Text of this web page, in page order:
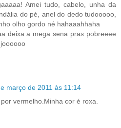
Amei tudo, cabelo, unha da
do pé, anel do dedo tudooooo,
olho gordo né hahaaahhaha
deixa a mega sena pras pobreeee
março de 2011 às 11:14
vermelho.Minha cor é roxa.